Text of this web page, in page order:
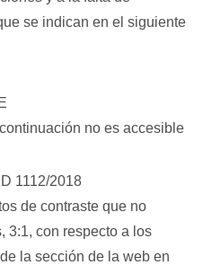
se indican en el siguiente
no es accesible
1112/2018
de contraste que no
3:1, con respecto a los
la sección de la web en